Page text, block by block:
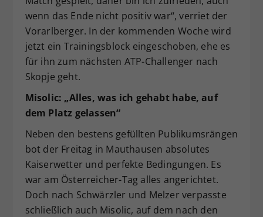
wenn das Ende nicht positiv war“, verriet der
Vorarlberger. In der kommenden Woche wird
jetzt ein Trainingsblock eingeschoben, ehe es
für ihn zum nächsten ATP-Challenger nach
Skopje geht.
Misolic: „Alles, was ich gehabt habe, auf
dem Platz gelassen“
Neben den bestens gefüllten Publikumsrängen
bot der Freitag in Mauthausen absolutes
Kaiserwetter und perfekte Bedingungen. Es
war am Österreicher-Tag alles angerichtet.
Doch nach Schwärzler und Melzer verpasste
schließlich auch Misolic, auf dem nach den